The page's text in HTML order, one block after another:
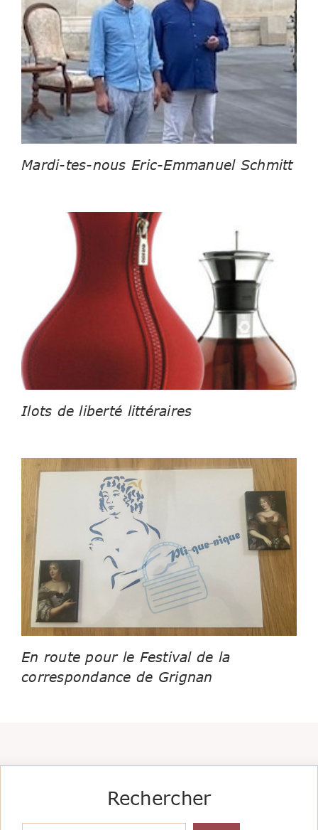
Mardi-tes-nous Eric-Emmanuel Schmitt
Ilots de liberté littéraires
En route pour le Festival de la
correspondance de Grignan
Rechercher